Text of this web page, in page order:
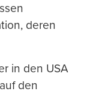
deren
in den USA
den